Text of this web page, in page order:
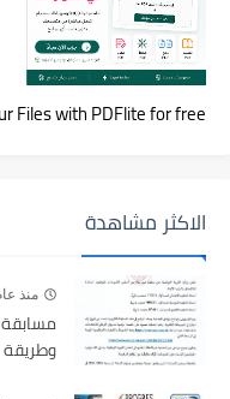
Files with PDFlite for free!
الاكثر مشاهدة
منذ